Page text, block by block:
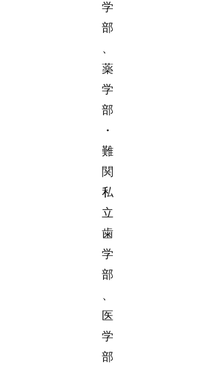
学
部
、
薬
学
部
・
難
関
私
立
歯
学
部
、
医
学
部